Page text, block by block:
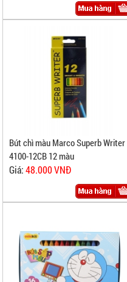
Bút chì màu Marco Superb Writer
4100-12CB 12 màu
Giá:48.000 VNĐ